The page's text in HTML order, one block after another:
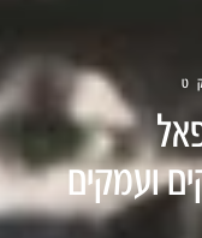
ועמקים